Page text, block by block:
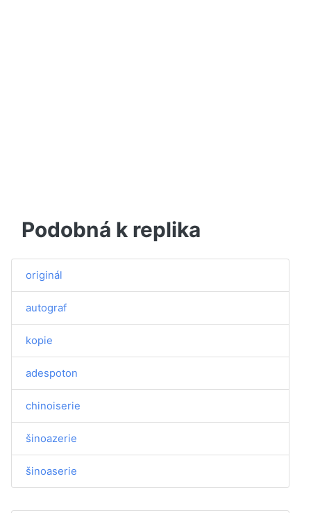
Podobná k replika
originál
autograf
kopie
adespoton
chinoiserie
šinoazerie
šinoaserie